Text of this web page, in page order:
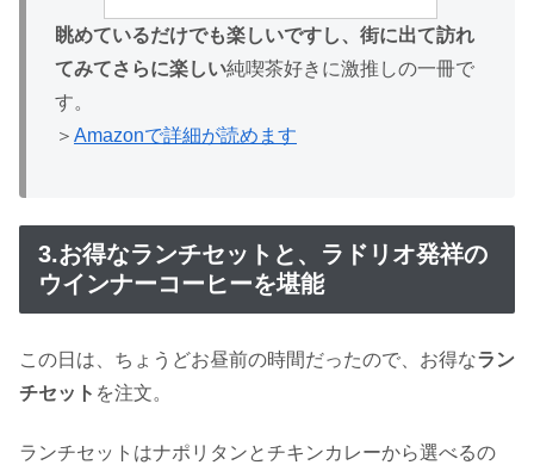
眺めているだけでも楽しいですし、街に出て訪れ
てみてさらに楽しい純喫茶好きに激推しの一冊で
す。
＞ Amazonで詳細が読めます
3.お得なランチセットと、ラドリオ発祥の
ウインナーコーヒーを堪能
この日は、ちょうどお昼前の時間だったので、お得なラン
チセット を注文。
ランチセットはナポリタンとチキンカレーから選べるの